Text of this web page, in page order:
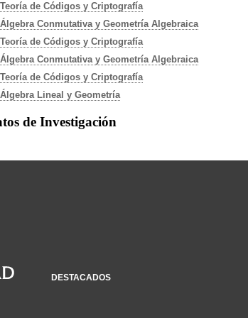
Teoría de Códigos y Criptografía
Álgebra Conmutativa y Geometría Algebraica
Teoría de Códigos y Criptografía
Álgebra Conmutativa y Geometría Algebraica
Teoría de Códigos y Criptografía
Álgebra Lineal y Geometría
de Investigación
DESTACADOS